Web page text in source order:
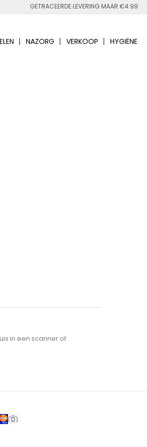
GETRACEERDE LEVERING MAAR €4.99
NAZORG VERKOOP HYGIËNE
in een scanner of